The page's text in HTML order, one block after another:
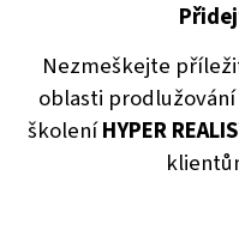
Nezmeškejte
oblasti prodlužování
školeníHYPER